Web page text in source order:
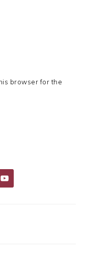
browser for the